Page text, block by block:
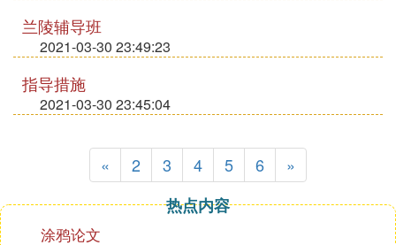
兰陵辅导班
2021-03-30 23:49:23
指导措施
2021-03-30 23:45:04
« 2 3 4 5 6
»
热点内容
涂鸦论文